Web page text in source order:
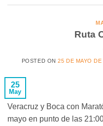
Ruta
POSTED ON25 DE MAYO DE
25
May
Veracruz y Boca con
mayo en punto de las